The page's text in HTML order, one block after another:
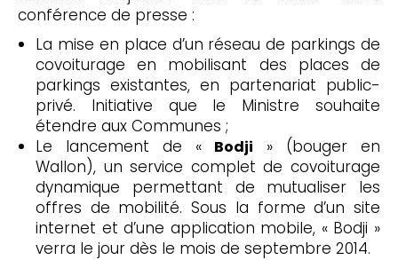
conférence de presse :
La mise en place d’un réseau de parkings de
covoiturage en mobilisant des places de
parkings existantes, en partenariat public-
privé. Initiative que le Ministre souhaite
étendre aux Communes ;
Le lancement de « Bodji » (bouger en
Wallon), un service complet de covoiturage
dynamique permettant de mutualiser les
offres de mobilité. Sous la forme d’un site
internet et d’une application mobile, « Bodji »
verra le jour dès le mois de septembre 2014.